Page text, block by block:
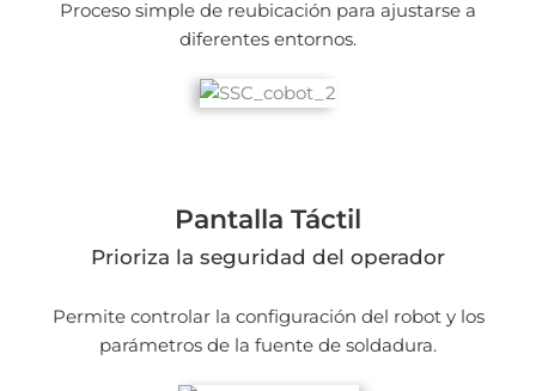
Proceso simple de reubicación para ajustarse a
diferentes entornos.
Pantalla Táctil
Prioriza la seguridad del operador
Permite controlar la configuración del robot y los
parámetros de la fuente de soldadura.